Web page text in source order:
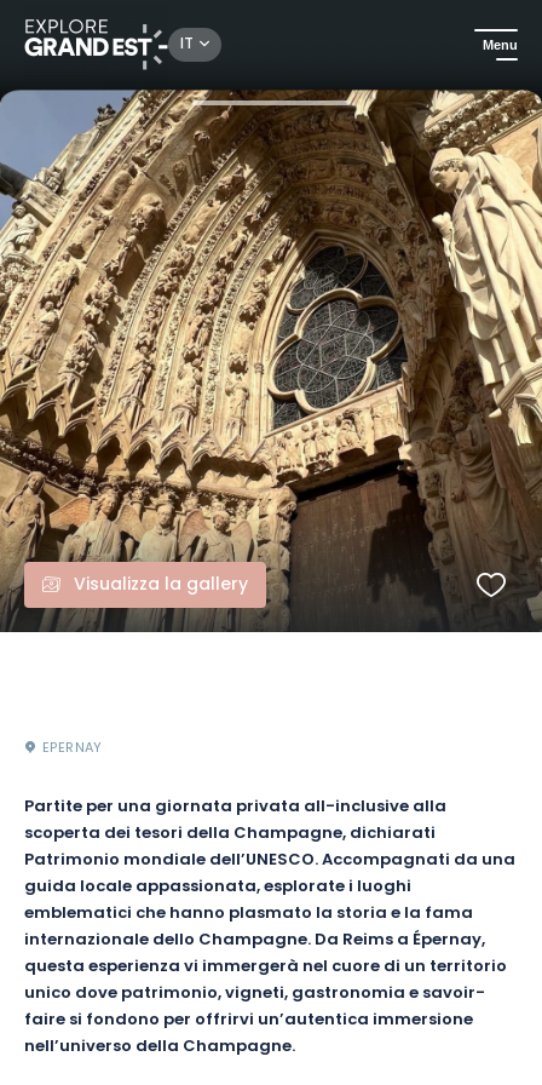
IT Menu
Gastronomia ed enoturismo Esperienza diurna dell'UNESCO
Visualizza la gallery
EPERNAY
Partite per una giornata privata all-inclusive alla
scoperta dei tesori della Champagne, dichiarati
Patrimonio mondiale dell’UNESCO. Accompagnati da una
guida locale appassionata, esplorate i luoghi
emblematici che hanno plasmato la storia e la fama
internazionale dello Champagne. Da Reims a Épernay,
questa esperienza vi immergerà nel cuore di un territorio
unico dove patrimonio, vigneti, gastronomia e savoir-
faire si fondono per offrirvi un’autentica immersione
nell’universo della Champagne.